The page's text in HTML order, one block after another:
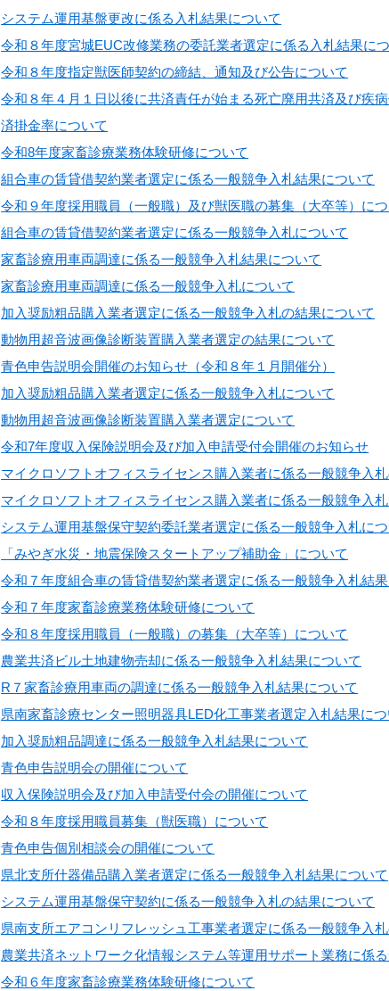
システム運用基盤更改に係る入札結果について
令和８年度宮城EUC改修業務の委託業者選定に係る入札結果に
令和８年度指定獣医師契約の締結、通知及び公告について
令和８年４月１日以後に共済責任が始まる死亡廃用共済及び疾
済掛金率について
令和8年度家畜診療業務体験研修について
組合車の賃貸借契約業者選定に係る一般競争入札結果について
令和９年度採用職員（一般職）及び獣医職の募集（大卒等）に
組合車の賃貸借契約業者選定に係る一般競争入札について
家畜診療用車両調達に係る一般競争入札結果について
家畜診療用車両調達に係る一般競争入札について
加入奨励粗品購入業者選定に係る一般競争入札の結果について
動物用超音波画像診断装置購入業者選定の結果について
青色申告説明会開催のお知らせ（令和８年１月開催分）
加入奨励粗品購入業者選定に係る一般競争入札について
動物用超音波画像診断装置購入業者選定について
令和7年度収入保険説明会及び加入申請受付会開催のお知らせ
マイクロソフトオフィスライセンス購入業者に係る一般競争入
マイクロソフトオフィスライセンス購入業者に係る一般競争入
システム運用基盤保守契約委託業者選定に係る一般競争入札に
「みやぎ水災・地震保険スタートアップ補助金」について
令和７年度組合車の賃貸借契約業者選定に係る一般競争入札結
令和７年度家畜診療業務体験研修について
令和８年度採用職員（一般職）の募集（大卒等）について
農業共済ビル土地建物売却に係る一般競争入札結果について
R７家畜診療用車両の調達に係る一般競争入札結果について
県南家畜診療センター照明器具LED化工事業者選定入札結果につ
加入奨励粗品調達に係る一般競争入札結果について
青色申告説明会の開催について
収入保険説明会及び加入申請受付会の開催について
令和８年度採用職員募集（獣医職）について
青色申告個別相談会の開催について
県北支所什器備品購入業者選定に係る一般競争入札結果について
システム運用基盤保守契約に係る一般競争入札の結果について
県南支所エアコンリフレッシュ工事業者選定に係る一般競争入
農業共済ネットワーク化情報システム等運用サポート業務に係
令和６年度家畜診療業務体験研修について